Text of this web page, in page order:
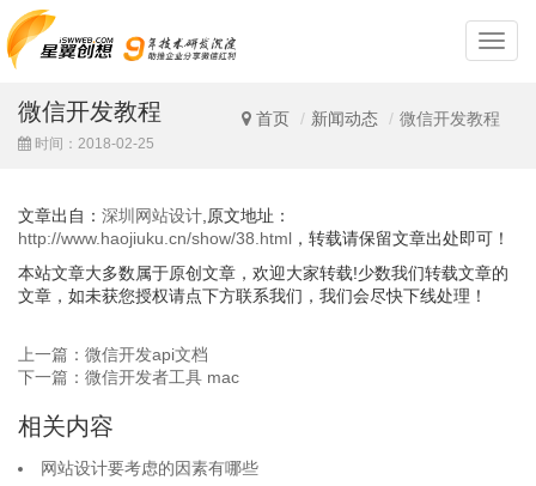
深
圳
站
设
首页 新闻动态 微信开发教程
微信开发教程
时间：2018-02-25
文章出自： 深圳网站设计 ,原文地址：
http://www.haojiuku.cn/show/38.html ，转载请保留文章出处即可！
本站文章大多数属于原创文章，欢迎大家转载!少数我们转载文章的
文章，如未获您授权请点下方联系我们，我们会尽快下线处理！
上一篇：微信开发api文档
下一篇：微信开发者工具 mac
相关内容
网站设计要考虑的因素有哪些